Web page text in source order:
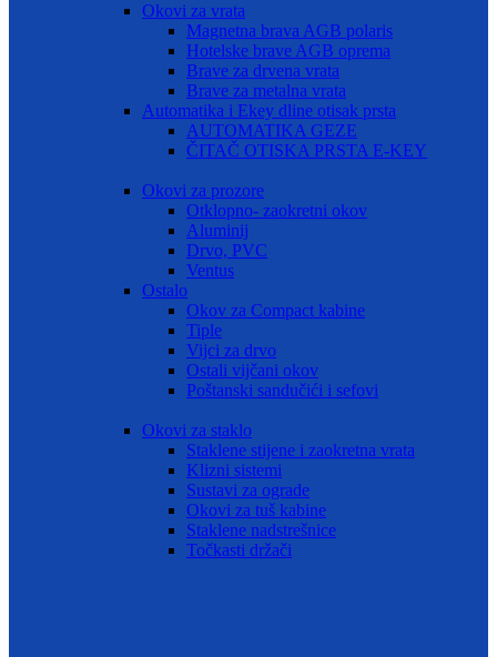
Okovi za vrata
Magnetna brava AGB polaris
Hotelske brave AGB oprema
Brave za drvena vrata
Brave za metalna vrata
Automatika i Ekey dline otisak prsta
AUTOMATIKA GEZE
ČITAČ OTISKA PRSTA E-KEY
Okovi za prozore
Otklopno- zaokretni okov
Aluminij
Drvo, PVC
Ventus
Ostalo
Okov za Compact kabine
Tiple
Vijci za drvo
Ostali vijčani okov
Poštanski sandučići i sefovi
Okovi za staklo
Staklene stijene i zaokretna vrata
Klizni sistemi
Sustavi za ograde
Okovi za tuš kabine
Staklene nadstrešnice
Točkasti držači